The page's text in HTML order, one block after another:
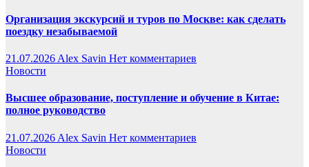
Организация экскурсий и туров по Москве: как сделать
поездку незабываемой
21.07.2026 Alex Savin Нет комментариев
Новости
Высшее образование, поступление и обучение в Китае:
полное руководство
21.07.2026 Alex Savin Нет комментариев
Новости